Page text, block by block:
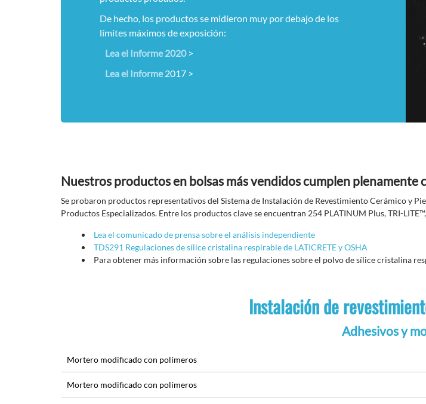
De hecho, los productos se midieron muy por debajo de los
límites máximos de exposición:
Lea el Informe 2020 >
Lea el Informe2017 >
Nuestros productos en bolsas más vendidos cumplen plenamente
Se probaron productos representativos del Sistema de Instalación de Revestimiento Cerámico y
Productos Especializados. Entre los productos clave se encuentran 254 PLATINUM Plus, TRI-
Lea el comunicado de prensa sobre el análisis independiente
TDS291 Regulaciones de sílice cristalina respirable de LATICRETE y OSHA
Para obtener más información sobre las regulaciones sobre el polvo de sílice cristalina
Instalación de
Adhesivos y
Mortero modificado con polímeros
Mortero modificado con polímeros